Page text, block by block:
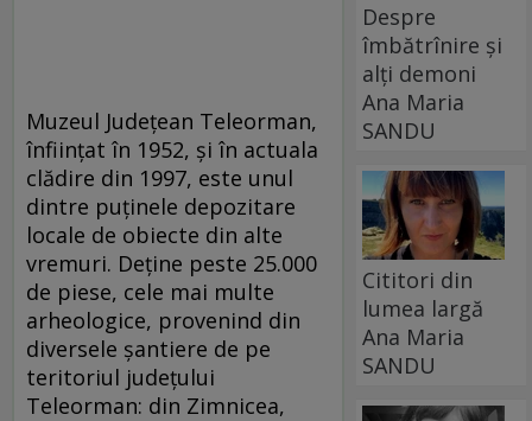
Muzeul Judeţean Teleorman,
înfiinţat în 1952, şi în actuala
clădire din 1997, este unul
dintre puţinele depozitare
locale de obiecte din alte
vremuri. Deţine peste 25.000
de piese, cele mai multe
arheologice, provenind din
diversele şantiere de pe
teritoriul judeţului
Teleorman: din Zimnicea,
Despre
îmbătrînire și
alți demoni
Ana Maria
SANDU
Cititori din
lumea largă
Ana Maria
SANDU